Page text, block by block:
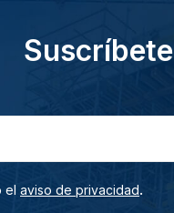
el aviso de privacidad.